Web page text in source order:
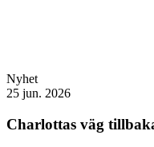
Nyhet
25 jun. 2026
Charlottas väg